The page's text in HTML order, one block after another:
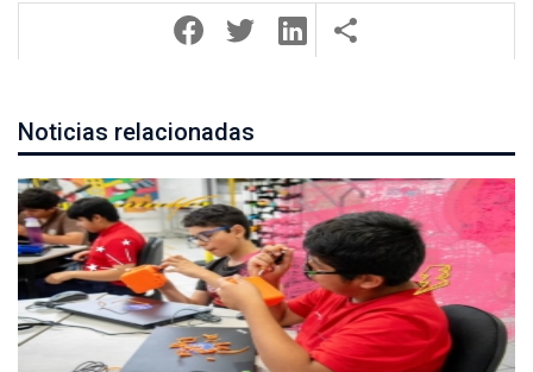
Noticias relacionadas